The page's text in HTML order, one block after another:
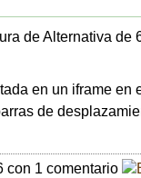
de Alternativa de
en un iframe en
de
con 1 comentario